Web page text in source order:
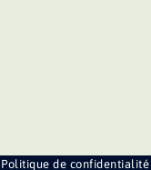
Politique de confidentialité